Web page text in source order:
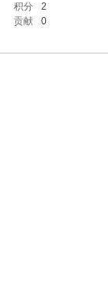
积分
2
贡献 0